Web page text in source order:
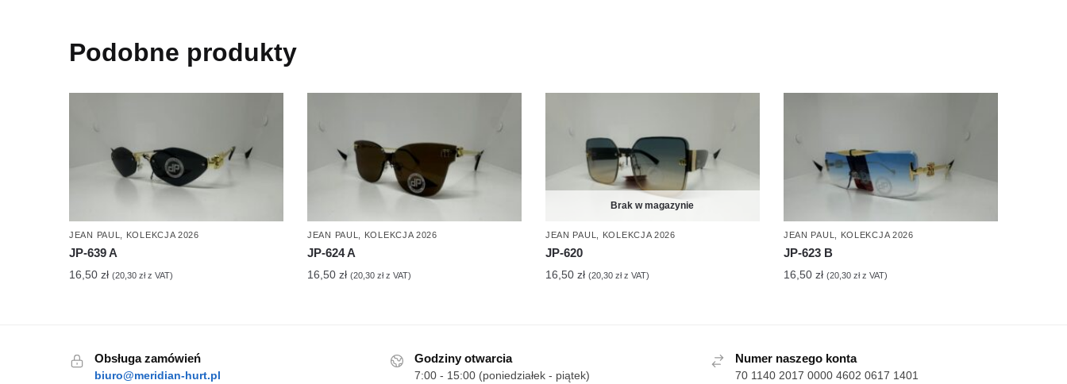
Podobne produkty
JEAN PAUL, KOLEKCJA 2026
JP-639 A
16,50zł (20,30złz VAT)
JEAN PAUL, KOLEKCJA 2026
JP-624 A
16,50 zł (20,30 złz VAT)
Brak w magazynie
JEAN PAUL, KOLEKCJA 2026
JP-620
16,50 zł (20,30 złz VAT)
JEAN PAUL, KOLEKCJA 2026
JP-623 B
16,50 zł (20,30 złz VAT)
Obsługa zamówień
biuro@meridian-hurt.pl
Godziny otwarcia
7:00 - 15:00 (poniedziałek - piątek)
Numer naszego konta
70 1140 2017 0000 4602 0617 1401